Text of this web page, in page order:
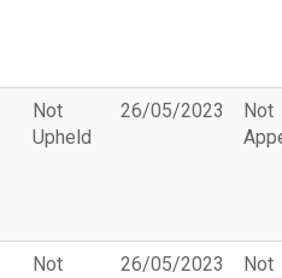
Not
Upheld
26/05/2023
Not
Not
26/05/2023
Not